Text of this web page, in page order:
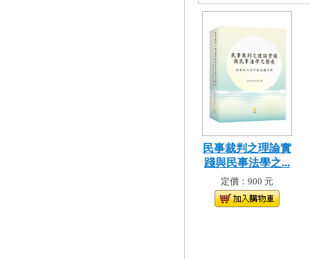
民事裁判之理論實
踐與民事法學之...
定價：900 元